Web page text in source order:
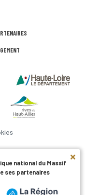
national du Massif
ses partenaires